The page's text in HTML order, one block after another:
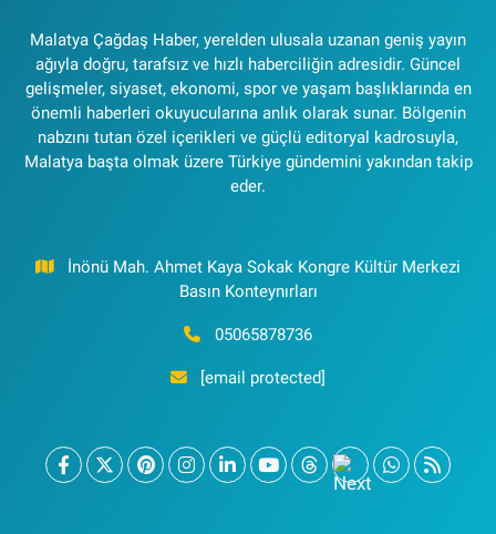
Malatya Çağdaş Haber, yerelden ulusala uzanan geniş yayın
ağıyla doğru, tarafsız ve hızlı haberciliğin adresidir. Güncel
gelişmeler, siyaset, ekonomi, spor ve yaşam başlıklarında en
önemli haberleri okuyucularına anlık olarak sunar. Bölgenin
nabzını tutan özel içerikleri ve güçlü editoryal kadrosuyla,
Malatya başta olmak üzere Türkiye gündemini yakından takip
eder.
İnönü Mah. Ahmet Kaya Sokak Kongre Kültür Merkezi
Basın Konteynırları
05065878736
[email protected]